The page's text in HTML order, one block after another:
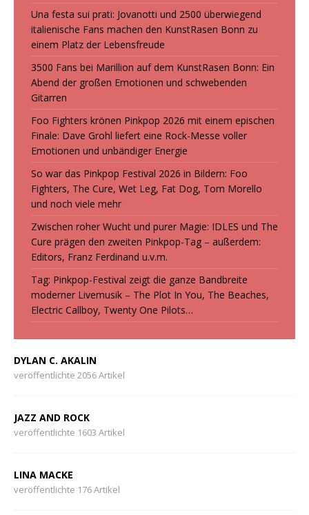
Una festa sui prati: Jovanotti und 2500 überwiegend
italienische Fans machen den KunstRasen Bonn zu
einem Platz der Lebensfreude
3500 Fans bei Marillion auf dem KunstRasen Bonn: Ein
Abend der großen Emotionen und schwebenden
Gitarren
Foo Fighters krönen Pinkpop 2026 mit einem epischen
Finale: Dave Grohl liefert eine Rock-Messe voller
Emotionen und unbändiger Energie
So war das Pinkpop Festival 2026 in Bildern: Foo
Fighters, The Cure, Wet Leg, Fat Dog, Tom Morello
und noch viele mehr
Zwischen roher Wucht und purer Magie: IDLES und The
Cure prägen den zweiten Pinkpop-Tag – außerdem:
Editors, Franz Ferdinand u.v.m.
Tag: Pinkpop-Festival zeigt die ganze Bandbreite
moderner Livemusik – The Plot In You, The Beaches,
Electric Callboy, Twenty One Pilots…
DYLAN C. AKALIN
veröffentlichte 2056 Artikel
JAZZ AND ROCK
veröffentlichte 1603 Artikel
LINA MACKE
veröffentlichte 176 Artikel